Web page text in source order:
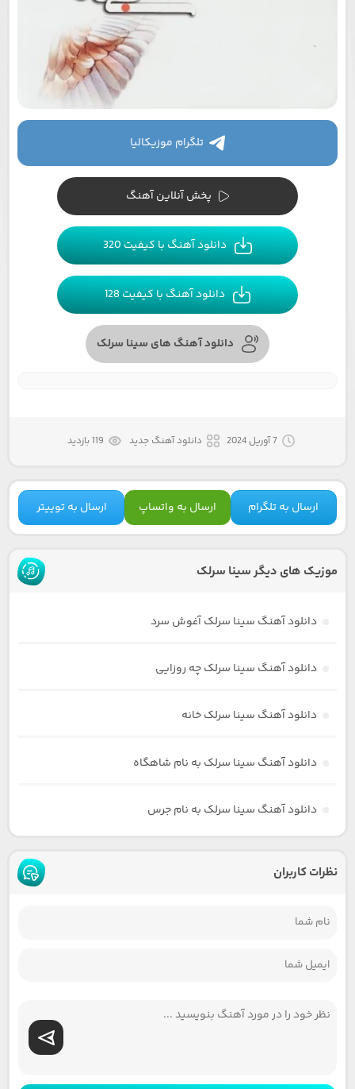
تلگرام موزیکالیا
پخش آنلاین آهنگ
دانلود آهنگ با کیفیت 320
دانلود آهنگ با کیفیت 128
دانلود آهنگ های سینا سرلک
7 آوریل 2024 دانلود آهنگ جدید 119 بازدید
ارسال به تلگرام ارسال به واتساپ ارسال به توییتر
موزیک های دیگر سینا سرلک
دانلود آهنگ سینا سرلک آغوش سرد
دانلود آهنگ سینا سرلک چه روزایی
دانلود آهنگ سینا سرلک خانه
دانلود آهنگ سینا سرلک به نام شاهگاه
دانلود آهنگ سینا سرلک به نام جرس
نظرات کاربران